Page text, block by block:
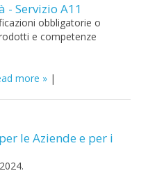
- Servizio A11
obbligatorie o
e competenze
more |
le Aziende e per i